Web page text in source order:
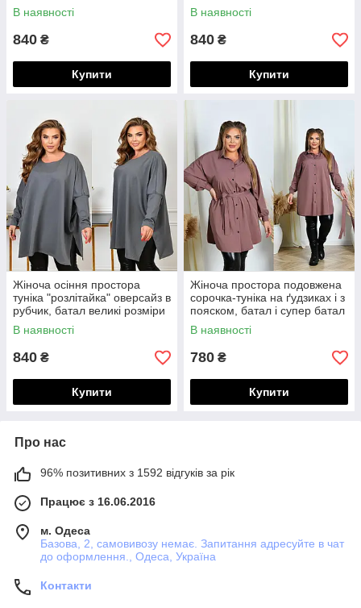
В наявності
840 ₴
Купити
В наявності
840 ₴
Купити
Жіноча осіння простора
туніка "розлітайка" оверсайз в
рубчик, батал великі розміри
В наявності
840 ₴
Купити
Жіноча простора подовжена
сорочка-туніка на ґудзиках і з
пояском, батал і супер батал
великі розміри
В наявності
780 ₴
Купити
Про нас
96% позитивних з 1592 відгуків за рік
Працює з 16.06.2016
м. Одеса
Базова, 2, самовивозу немає. Запитання адресуйте в чат
до оформлення., Одеса, Україна
Контакти